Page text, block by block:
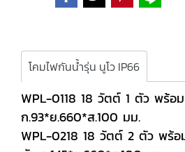
โคมไฟกันน้ำรุ่น นูโว IP66
WPL-0118 18 วัตต์ 1 ตัว พร้
ก.93*ย.660*ส.100 มม.
WPL-0218 18 วัตต์ 2 ตัว พร้